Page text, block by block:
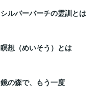
シルバーバーチの霊訓とは
瞑想（めいそう）とは
鏡の森で、もう一度